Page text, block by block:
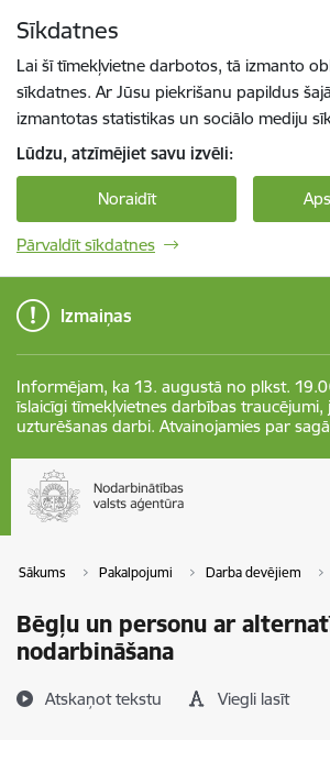
Sīkdatnes
Lai šī tīmekļvietne darbotos, tā izmanto
sīkdatnes. Ar Jūsu piekrišanu papildus
izmantotas statistikas un sociālo mediju
Lūdzu, atzīmējiet savu izvēli:
Noraidīt
Pārvaldīt sīkdatnes
Izmaiņas
Informējam, ka 13. augustā no plkst.
īslaicīgi tīmekļvietnes darbības traucējumi,
uzturēšanas darbi. Atvainojamies par
Sākums Pakalpojumi Darba devējiem
Bēgļu un personu ar
nodarbināšana
Atskaņot tekstu Viegli lasīt